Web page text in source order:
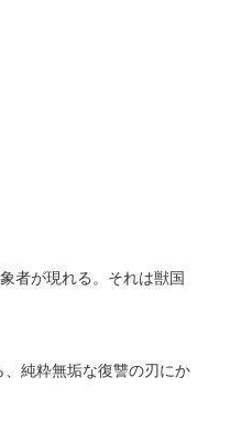
者が現れる。それは獣国
純粋無垢な復讐の刃にか